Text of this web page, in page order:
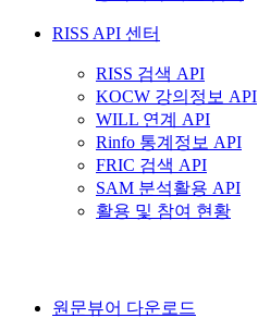
RISS API 센터
RISS 검색 API
KOCW 강의정보 API
WILL 연계 API
Rinfo 통계정보 API
FRIC 검색 API
SAM 분석활용 API
활용 및 참여 현황
원문뷰어 다운로드